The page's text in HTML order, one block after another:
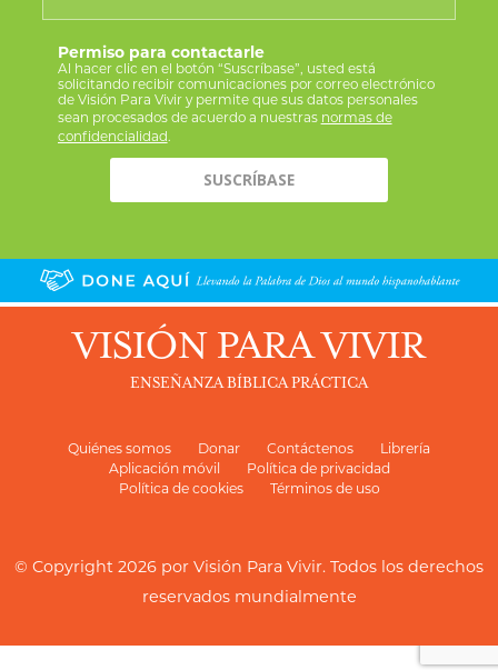
Permiso para contactarle
Al hacer clic en el botón “Suscríbase”, usted está
solicitando recibir comunicaciones por correo electrónico
de Visión Para Vivir y permite que sus datos personales
sean procesados de acuerdo a nuestras normas de
confidencialidad.
VISIÓN PARA VIVIR
ENSEÑANZA BÍBLICA PRÁCTICA
Quiénes somos Donar Contáctenos
Librería
Aplicación móvil
Política de privacidad
Política de cookies
Términos de uso
© Copyright 2026 por Visión Para Vivir. Todos los derechos
reservados mundialmente